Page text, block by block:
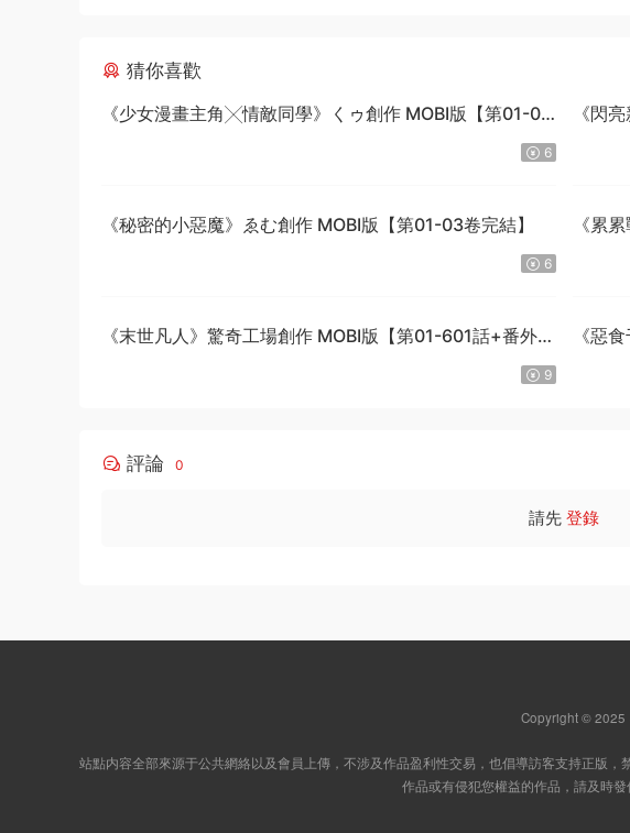
猜你喜歡
《少女漫畫主角╳情敵同學》くゥ創作 MOBI版【第01-04
6
《閃
《秘密的小惡魔》ゑむ創作 MOBI版【第01-03卷完結】
6
《累
《末世凡人》驚奇工場創作 MOBI版【第01-601話+番外完
9
《惡
評論 0
請先 登錄
Copyright © 2025
站點内容全部來源于公共網絡以及會員上傳，不涉及作品盈利性交易，也倡導訪客支持正版
作品或有侵犯您權益的作品，請及時發